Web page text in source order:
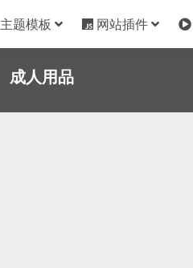
主题模板 网站插件
成人用品